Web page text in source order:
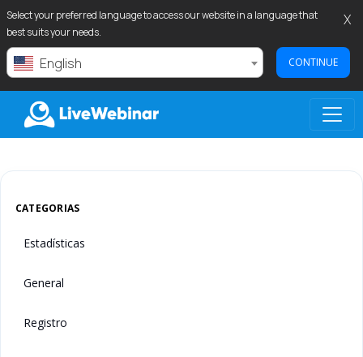
Select your preferred language to access our website in a language that
best suits your needs.
English CONTINUE
X
LIVEWEBINAR.COM
CATEGORIAS
Estadísticas
General
Registro